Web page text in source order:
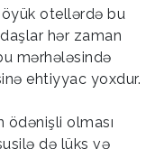
otellərdə bu
hər zaman
mərhələsində
ehtiyyac yoxdur.
olması
də lüks və